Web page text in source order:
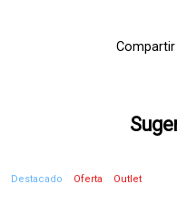
Compartir
Destacado Oferta Outlet